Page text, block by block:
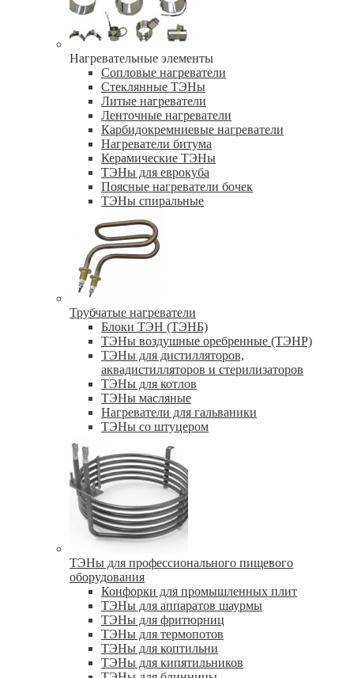
Нагревательные элементы
Сопловые нагреватели
Стеклянные ТЭНы
Литые нагреватели
Ленточные нагреватели
Карбидокремниевые нагреватели
Нагреватели битума
Керамические ТЭНы
ТЭНы для еврокуба
Поясные нагреватели бочек
ТЭНы спиральные
Трубчатые нагреватели
Блоки ТЭН (ТЭНБ)
ТЭНы воздушные оребренные (ТЭНР)
ТЭНы для дистилляторов,
аквадистилляторов и стерилизаторов
ТЭНы для котлов
ТЭНы масляные
Нагреватели для гальваники
ТЭНы со штуцером
ТЭНы для профессионального пищевого
оборудования
Конфорки для промышленных плит
ТЭНы для аппаратов шаурмы
ТЭНы для фритюрниц
ТЭНы для термопотов
ТЭНы для коптильни
ТЭНы для кипятильников